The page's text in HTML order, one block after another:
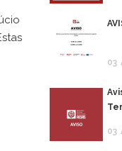
03
03